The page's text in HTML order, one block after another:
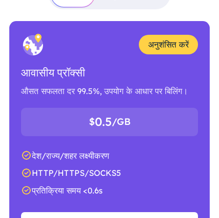
अनुशंसित करें
आवासीय प्रॉक्सी
औसत सफलता दर 99.5%, उपयोग के आधार पर बिलिंग।
$0.5/GB
देश/राज्य/शहर लक्ष्यीकरण
HTTP/HTTPS/SOCKS5
प्रतिक्रिया समय <0.6s